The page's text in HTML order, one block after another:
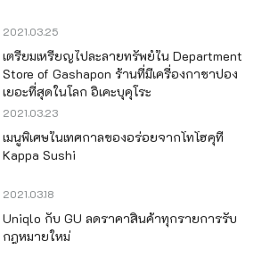
2021.03.25
เตรียมเหรียญไปละลายทรัพย์ใน Department
Store of Gashapon ร้านที่มีเครื่องกาชาปอง
เยอะที่สุดในโลก อิเคะบุคุโระ
2021.03.23
เมนูพิเศษในเทศกาลของอร่อยจากโทโฮคุที่
Kappa Sushi
2021.03.18
Uniqlo กับ GU ลดราคาสินค้าทุกรายการรับ
กฎหมายใหม่